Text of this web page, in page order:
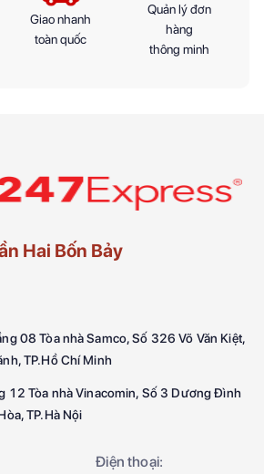
Giao nhanh
toàn quốc
Quản lý đơn
hàng
thông minh
Hai Bốn Bảy
08 Tòa nhà Samco, Số 326 Võ Văn Kiệt,
TP.Hồ Chí Minh
12 Tòa nhà Vinacomin, Số 3 Dương Đình
TP.Hà Nội
Điện thoại: